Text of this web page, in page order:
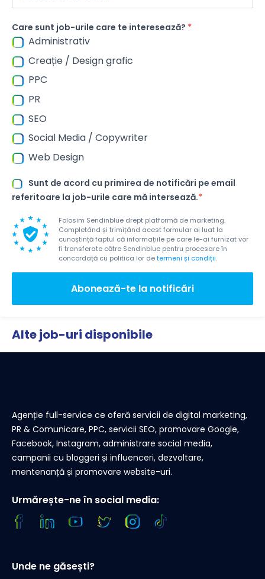
Care sunt job-urile care te interesează?
Administrativ
Creație / Design grafic
PPC
PR
SEO
Social Media / Copywriter
Web Design
Sunt de acord cu primirea de notificări pe email
referitoare la job-urile care mă intersează.
Folosim Sendinblue drept platformă de marketing.
Completând și trimițând acest formular ai luat la
cunoștință faptul că informațiile pe care le-ai furnizat vor
fi transferate către Sendinblue pentru procesare în
concordață cu politica lor determeni și condiții.
Abonează-te la notificări
Alte job-uri disponibile
Agenție full-service ce oferă servicii de digital marketing,
PR & Comunicare, PPC, servicii SEO, promovare Google,
Facebook, Instagram, administrare social media,
campanii cu bloggeri și influenceri, dezvoltare,
mentenanță și promovare website-uri.
Urmărește-ne în social media:
Unde ne găsești?